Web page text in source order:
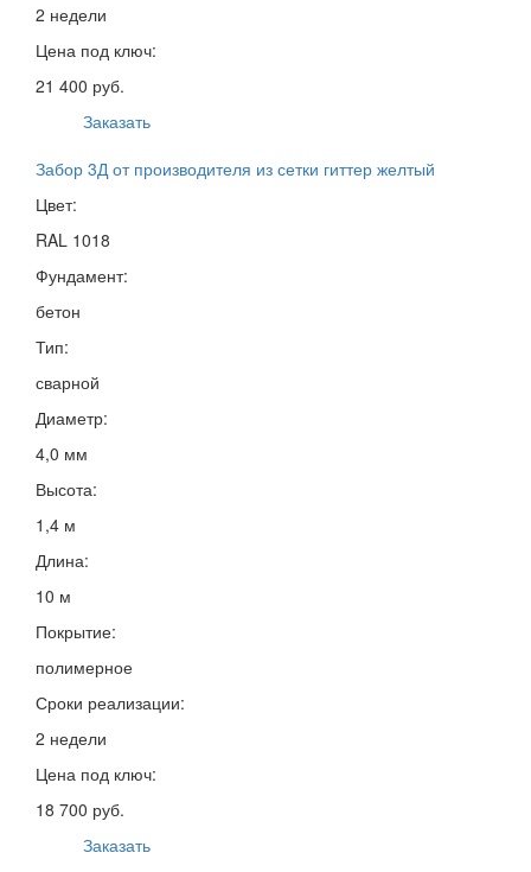
2 недели
Цена под ключ:
21 400 руб.
Заказать
Забор 3Д от производителя из сетки гиттер желтый
Цвет:
RAL 1018
Фундамент:
бетон
Тип:
сварной
Диаметр:
4,0 мм
Высота:
1,4 м
Длина:
10 м
Покрытие:
полимерное
Сроки реализации:
2 недели
Цена под ключ:
18 700 руб.
Заказать